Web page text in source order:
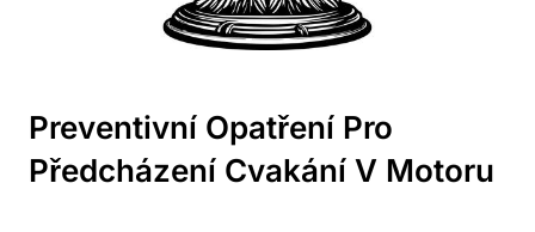
Preventivní Opatření Pro
Předcházení Cvakání V ​motoru